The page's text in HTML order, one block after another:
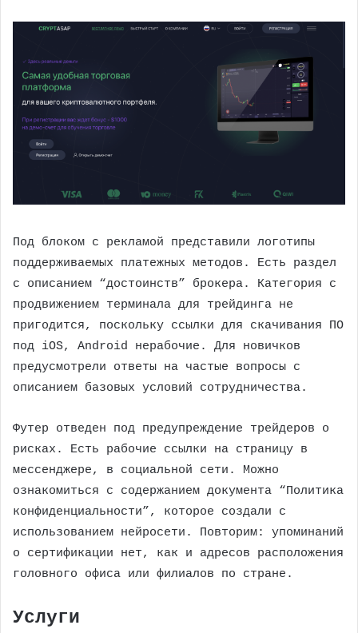
Под блоком с рекламой представили логотипы
поддерживаемых платежных методов. Есть раздел
с описанием “достоинств” брокера. Категория с
продвижением терминала для трейдинга не
пригодится, поскольку ссылки для скачивания ПО
под iOS, Android нерабочие. Для новичков
предусмотрели ответы на частые вопросы с
описанием базовых условий сотрудничества.
Футер отведен под предупреждение трейдеров о
рисках. Есть рабочие ссылки на страницу в
мессенджере, в социальной сети. Можно
ознакомиться с содержанием документа “Политика
конфиденциальности”, которое создали с
использованием нейросети. Повторим: упоминаний
о сертификации нет, как и адресов расположения
головного офиса или филиалов по стране.
Услуги